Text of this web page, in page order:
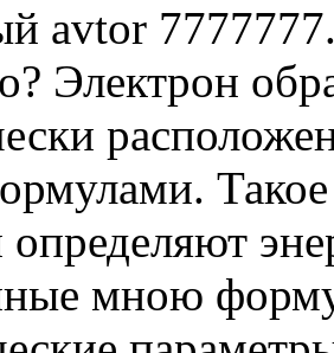
avtor
Электрон
определяют
мною